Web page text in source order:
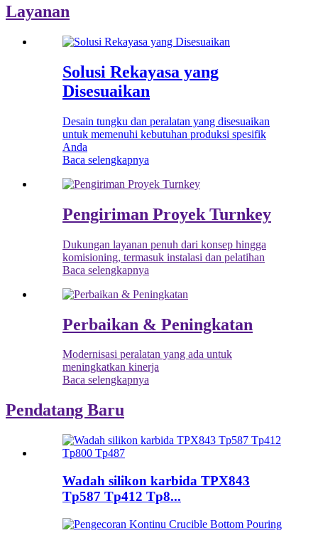
Layanan
Solusi Rekayasa yang
Disesuaikan
Desain tungku dan peralatan yang disesuaikan
untuk memenuhi kebutuhan produksi spesifik
Anda
Baca selengkapnya
Pengiriman Proyek Turnkey
Dukungan layanan penuh dari konsep hingga
komisioning, termasuk instalasi dan pelatihan
Baca selengkapnya
Perbaikan & Peningkatan
Modernisasi peralatan yang ada untuk
meningkatkan kinerja
Baca selengkapnya
Pendatang Baru
Wadah silikon karbida TPX843
Tp587 Tp412 Tp8...